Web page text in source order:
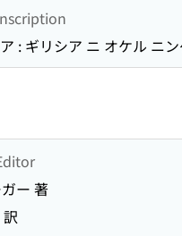
: ギリシア ニ オケル ニ
ー 著